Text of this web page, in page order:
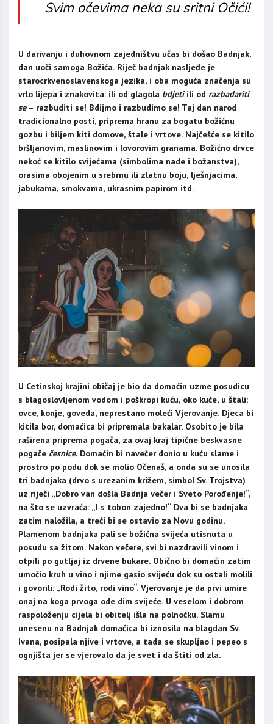
Svim očevima neka su sritni Očići!
U darivanju i duhovnom zajedništvu učas bi došao Badnjak,
dan uoči samoga Božića. Riječ badnjak nasljeđe je
starocrkvenoslavenskoga jezika, i oba moguća značenja su
vrlo lijepa i znakovita: ili od glagola bdjetiili od razbadariti
se– razbuditi se! Bdijmo i razbudimo se! Taj dan narod
tradicionalno posti, priprema hranu za bogatu božićnu
gozbu i biljem kiti domove, štale i vrtove. Najčešće se kitilo
bršljanovim, maslinovim i lovorovim granama. Božićno drvce
nekoć se kitilo svijećama (simbolima nade i božanstva),
orasima obojenim u srebrnu ili zlatnu boju, lješnjacima,
jabukama, smokvama, ukrasnim papirom itd.
U Cetinskoj krajini običaj je bio da domaćin uzme posudicu
s blagoslovljenom vodom i poškropi kuću, oko kuće, u štali:
ovce, konje, goveda, neprestano moleći Vjerovanje. Djeca bi
kitila bor, domaćica bi pripremala bakalar. Osobito je bila
raširena priprema pogača, za ovaj kraj tipične beskvasne
pogače česnice. Domaćin bi navečer donio u kuću slame i
prostro po podu dok se molio Očenaš, a onda su se unosila
tri badnjaka (drvo s urezanim križem, simbol Sv. Trojstva)
uz riječi „Dobro van došla Badnja večer i Sveto Porođenje!“,
na što se uzvraća: „I s tobon zajedno!“ Dva bi se badnjaka
zatim naložila, a treći bi se ostavio za Novu godinu.
Plamenom badnjaka pali se božićna svijeća utisnuta u
posudu sa žitom. Nakon večere, svi bi nazdravili vinom i
otpili po gutljaj iz drvene bukare. Obično bi domaćin zatim
umočio kruh u vino i njime gasio svijeću dok su ostali molili
i govorili: „Rodi žito, rodi vino“. Vjerovanje je da prvi umire
onaj na koga prvoga ode dim svijeće. U veselom i dobrom
raspoloženju cijela bi obitelj išla na polnoćku. Slamu
unesenu na Badnjak domaćica bi iznosila na blagdan Sv.
Ivana, posipala njive i vrtove, a tada se skupljao i pepeo s
ognjišta jer se vjerovalo da je svet i da štiti od zla.